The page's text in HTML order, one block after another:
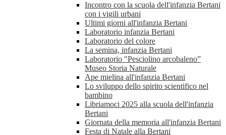
Incontro con la scuola dell'infanzia Bertani
con i vigili urbani
Ultimi giorni all'infanzia Bertani
Laboratorio infanzia Bertani
Laboratorio del colore
La semina, infanzia Bertani
Laboratorio "Pesciolino arcobaleno”
Museo Storia Naturale
Ape mielina all'infanzia Bertani
Lo sviluppo dello spirito scientifico nel
bambino
Libriamoci 2025 alla scuola dell'infanzia
Bertani
Giornata della memoria all'infanzia Bertani
Festa di Natale alla Bertani